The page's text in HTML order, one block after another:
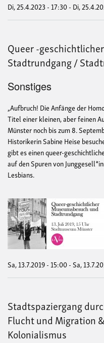
Di, 25.4.2023 - 17:30- Di,
Queer -
Stadtrundgang /
Sonstiges
„Aufbruch! Die Anfänge der
Titel einer kleinen, aber feinen
Münster noch bis zum 8.
Historikerin Sabine Heise
gibt es einen queer-
auf den Spuren von
Lesbians.
Sa, 13.7.2019 - 15:00-Sa,
Stadtspaziergang
Flucht und Migration
Kolonialismus